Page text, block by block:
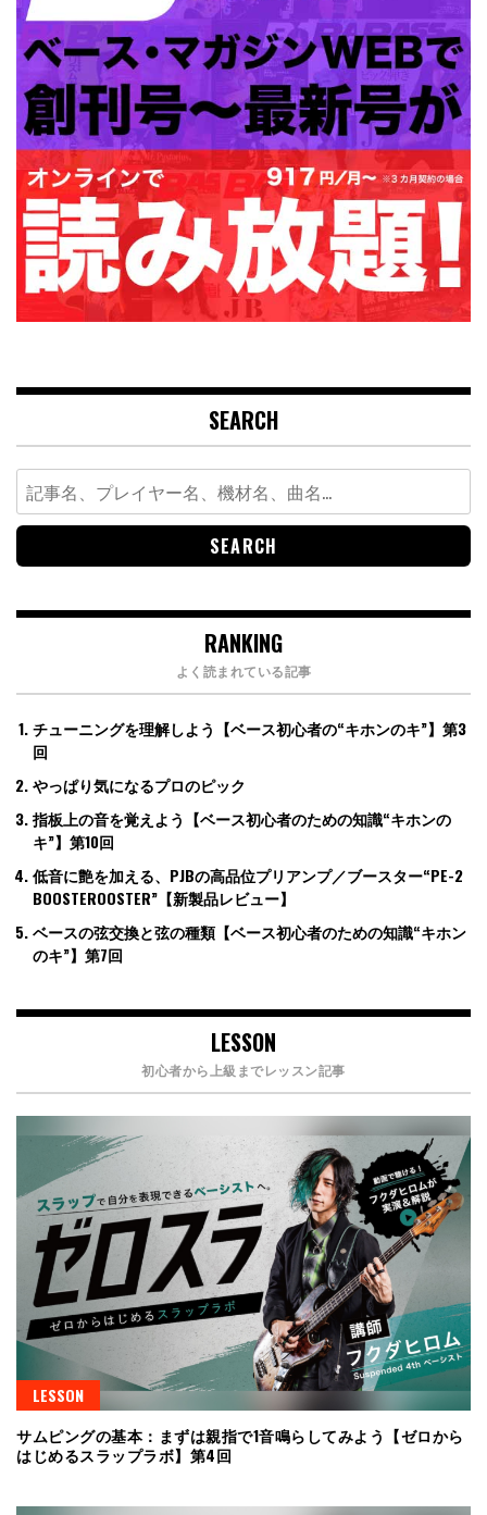
SEARCH
Search
for:
RANKING
よく読まれている記事
チューニングを理解しよう【ベース初心者の“キホンのキ”】第3
回
やっぱり気になるプロのピック
指板上の音を覚えよう【ベース初心者のための知識“キホンの
キ”】第10回
低音に艶を加える、PJBの高品位プリアンプ／ブースター“PE-2
BOOSTEROOSTER”【新製品レビュー】
ベースの弦交換と弦の種類【ベース初心者のための知識“キホン
のキ”】第7回
LESSON
初心者から上級までレッスン記事
LESSON
サムピングの基本：まずは親指で1音鳴らしてみよう【ゼロから
はじめるスラップラボ】第4回